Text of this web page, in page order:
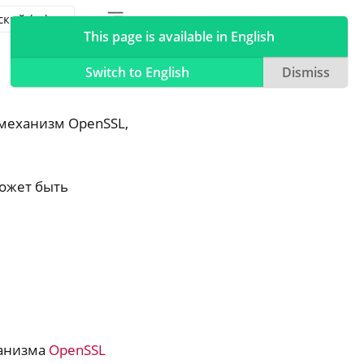
OpenSSL,
быть
OpenSSL
This page is available in English
Switch to English
Dismiss